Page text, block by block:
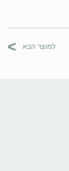
למוצר הבא >